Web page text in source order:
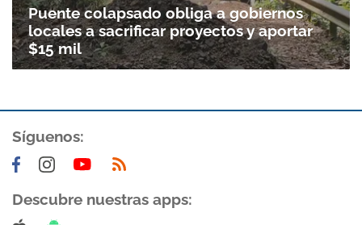
Puente colapsado obliga a gobiernos
locales a sacrificar proyectos y aportar
$15 mil
Síguenos:
Descubre nuestras apps: